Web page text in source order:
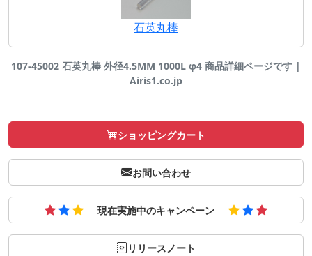
石英丸棒
107-45002 石英丸棒 外径4.5MM 1000L φ4 商品詳細ページです |
Airis1.co.jp
ショッピングカート
お問い合わせ
現在実施中のキャンペーン
リリースノート